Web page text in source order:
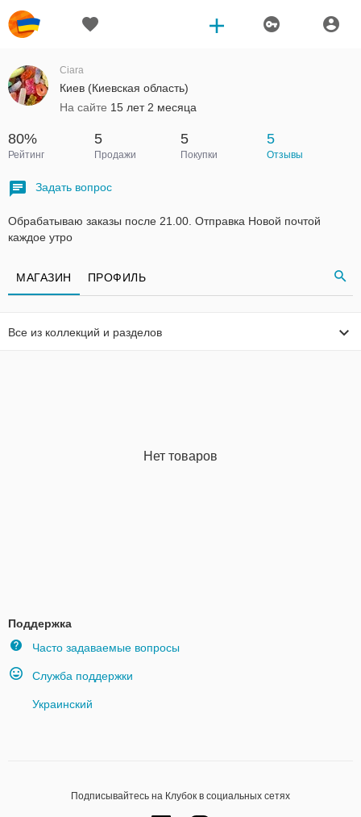
Ciara
Киев (Киевская область)
На сайте 15 лет 2 месяца
80%
Рейтинг
5
Продажи
5
Покупки
5
Отзывы
Задать вопрос
Обрабатываю заказы после 21.00. Отправка Новой почтой
каждое утро
МАГАЗИН ПРОФИЛЬ
Все из коллекций и разделов
Нет товаров
Поддержка
Часто задаваемые вопросы
Служба поддержки
Украинский
Подписывайтесь на Клубок в социальных сетях